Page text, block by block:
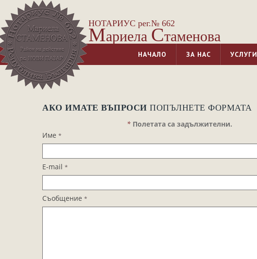
НОТАРИУС рег.№ 662
Мариела Стаменова
НАЧАЛО ЗА НАС УСЛУГИ
АКО ИМАТЕ ВЪПРОСИ ПОПЪЛНЕТЕ ФОРМАТА
* Полетата са задължителни.
Име *
E-mail *
Съобщение *